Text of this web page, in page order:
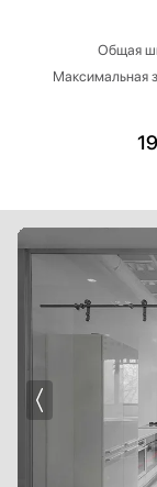
Общая
Максимальная
Глубина